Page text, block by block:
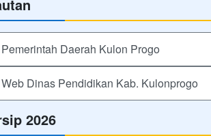
Pemerintah Daerah Kulon Progo
Web Dinas Pendidikan Kab. Kulonprogo
2026